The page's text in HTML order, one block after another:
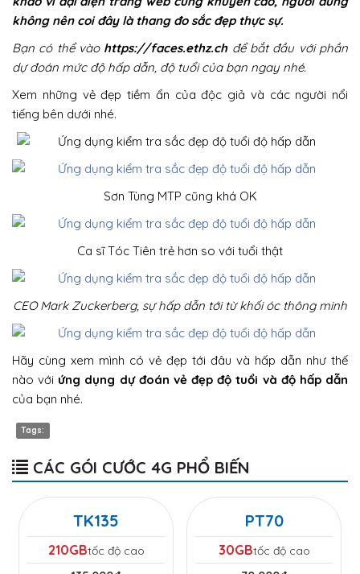
không nên coi đây là thang đo sắc đẹp thực sự.
Bạn có thể vào https://faces.ethz.chđể bắt đầu với phần
dự đoán mức độ hấp dẫn, độ tuổi của bạn ngay nhé.
Xem những vẻ đẹp tiềm ẩn của độc giả và các người nổi
tiếng bên dưới nhé.
Sơn Tùng MTP cũng khá OK
Ca sĩ Tóc Tiên trẻ hơn so với tuổi thật
CEO Mark Zuckerberg, sự hấp dẫn tới từ khối óc thông minh
Hãy cùng xem mình có vẻ đẹp tới đâu và hấp dẫn như thế
nào với ứng dụng dự đoán vẻ đẹp độ tuổi và độ hấp dẫn
của bạn nhé.
Tags:
CÁC GÓI CƯỚC 4G PHỔ BIẾN
TK135
210GBtốc độ cao
PT70
30GBtốc độ cao